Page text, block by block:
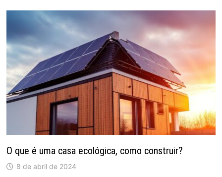
O que é uma casa ecológica, como construir?
8 de abril de 2024